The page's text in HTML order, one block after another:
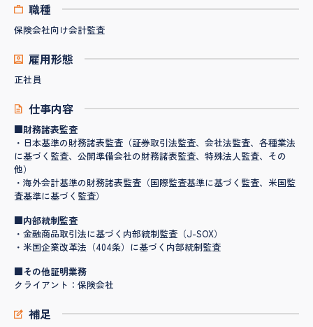
職種
保険会社向け会計監査
雇用形態
正社員
仕事内容
■財務諸表監査
・日本基準の財務諸表監査（証券取引法監査、会社法監査、各種業法
に基づく監査、公開準備会社の財務諸表監査、特殊法人監査、その
他）
・海外会計基準の財務諸表監査（国際監査基準に基づく監査、米国監
査基準に基づく監査）
■内部統制監査
・金融商品取引法に基づく内部統制監査（J-SOX）
・米国企業改革法（404条）に基づく内部統制監査
■その他証明業務
クライアント：保険会社
補足